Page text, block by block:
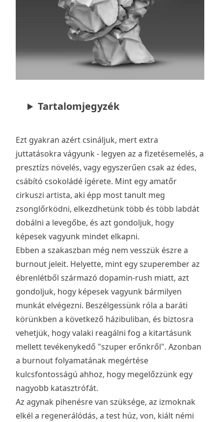
Tartalomjegyzék
Ezt gyakran azért csináljuk, mert extra
juttatásokra vágyunk - legyen az a fizetésemelés, a
presztízs növelés, vagy egyszerűen csak az édes,
csábító csokoládé ígérete. Mint egy amatőr
cirkuszi artista, aki épp most tanult meg
zsonglőrködni, elkezdhetünk több és több labdát
dobálni a levegőbe, és azt gondoljuk, hogy
képesek vagyunk mindet elkapni.
Ebben a szakaszban még nem vesszük észre a
burnout jeleit. Helyette, mint egy szuperember az
ébrenlétből származó dopamin-rush miatt, azt
gondoljuk, hogy képesek vagyunk bármilyen
munkát elvégezni. Beszélgessünk róla a baráti
körünkben a következő házibuliban, és biztosra
vehetjük, hogy valaki reagálni fog a kitartásunk
mellett tevékenykedő "szuper erőnkről". Azonban
a burnout folyamatának megértése
kulcsfontosságú ahhoz, hogy megelőzzünk egy
nagyobb katasztrófát.
Az agynak pihenésre van szüksége, az izmoknak
elkél a regenerálódás, a test húz, von, kiált némi